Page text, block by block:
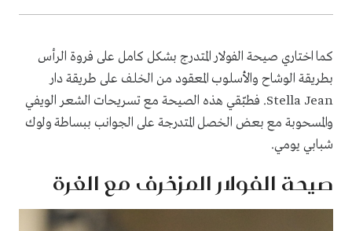
كما اختاري صيحة الفولار المتدرج بشكل كامل على فروة الرأس
بطريقة الوشاح والأسلوب المعقود من الخلف على طريقة دار
Stella Jean. فطبّقي هذه الصيحة مع تسريحات الشعر الويفي
والمسحوبة مع بعض الخصل المتدرجة على الجوانب ببساطة ولوك
شبابي يومي.
صيحة الفولار المزخرف مع الغرة